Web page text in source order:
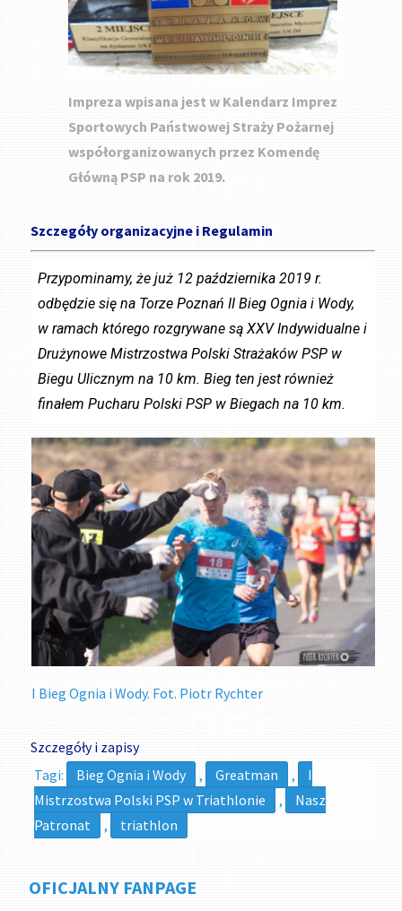
Impreza wpisana jest w Kalendarz Imprez
Sportowych Państwowej Straży Pożarnej
współorganizowanych przez Komendę
Główną PSP na rok 2019.
Szczegóły organizacyjne i Regulamin
Przypominamy, że już 12 października 2019 r.
odbędzie się na Torze Poznań II Bieg Ognia i Wody,
w ramach którego rozgrywane są XXV Indywidualne i
Drużynowe Mistrzostwa Polski Strażaków PSP w
Biegu Ulicznym na 10 km. Bieg ten jest również
finałem Pucharu Polski PSP w Biegach na 10 km.
I Bieg Ognia i Wody. Fot. Piotr Rychter
Szczegóły i zapisy
Tagi:
Bieg Ognia i Wody , Greatman ,
I
Mistrzostwa Polski PSP w Triathlonie
,
Nasz
Patronat
, triathlon
OFICJALNY FANPAGE